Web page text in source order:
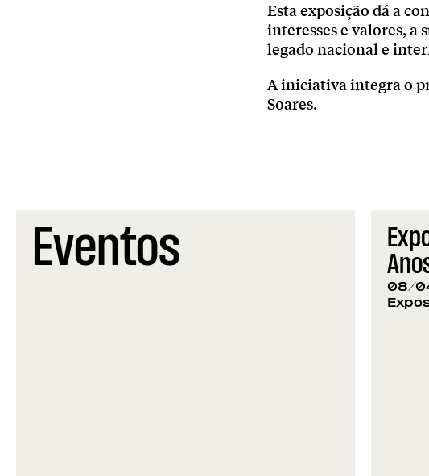
Esta exposição dá a
interesses e valores, a
legado nacional e
A iniciativa integra o
Soares.
Eventos
08/